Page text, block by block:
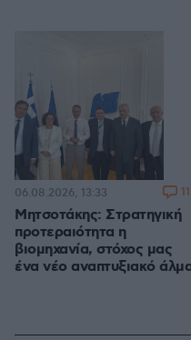
Μητσοτάκης: Στρατηγική
προτεραιότητα η
βιομηχανία, στόχος μας
ένα νέο αναπτυξιακό
06.08.2026, 13:33